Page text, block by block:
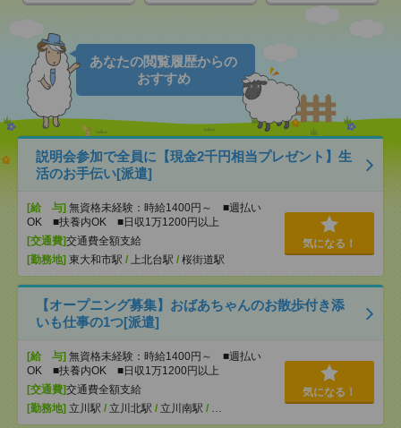
あなたの閲覧履歴からの
おすすめ
説明会参加で全員に【現金2千円相当プレゼント】生
活のお手伝い[派遣]
[給 与] 無資格未経験：時給1400円～ ■週払い
OK ■扶養内OK ■日収1万1200円以上
[交通費]交通費全額支給
[勤務地] 東大和市駅 / 上北台駅 / 桜街道駅
気になる！
【オープニング募集】おばあちゃんのお散歩付き添
いも仕事の1つ[派遣]
[給 与] 無資格未経験：時給1400円～ ■週払い
OK ■扶養内OK ■日収1万1200円以上
[交通費]交通費全額支給
[勤務地] 立川駅 / 立川北駅 / 立川南駅 / …
気になる！